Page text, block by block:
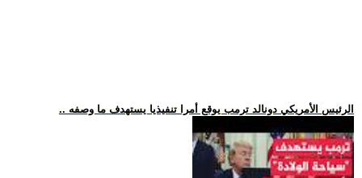
.. الرئيس الأمريكي دونالد ترمب يوقع أمرا تنفيذيا يستهدف ما وصفه